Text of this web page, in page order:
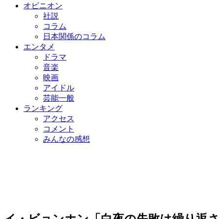
オピニオン
社説
コラム
日本関係のコラム
エンタメ
ドラマ
音楽
映画
アイドル
芸能一般
ランキング
アクセス
コメント
みんなの感想